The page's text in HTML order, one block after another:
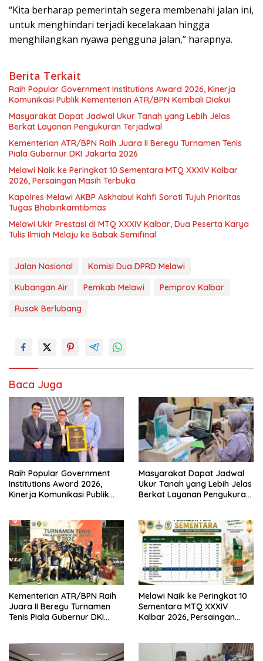
“Kita berharap pemerintah segera membenahi jalan ini,
untuk menghindari terjadi kecelakaan hingga
menghilangkan nyawa pengguna jalan,” harapnya.
Berita Terkait
Raih Popular Government Institutions Award 2026, Kinerja
Komunikasi Publik Kementerian ATR/BPN Kembali Diakui
Masyarakat Dapat Jadwal Ukur Tanah yang Lebih Jelas
Berkat Layanan Pengukuran Terjadwal
Kementerian ATR/BPN Raih Juara II Beregu Turnamen Tenis
Piala Gubernur DKI Jakarta 2026
Melawi Naik ke Peringkat 10 Sementara MTQ XXXIV Kalbar
2026, Persaingan Masih Terbuka
Kapolres Melawi AKBP Askhabul Kahfi Soroti Tujuh Prioritas
Tugas Bhabinkamtibmas
Melawi Ukir Prestasi di MTQ XXXIV Kalbar, Dua Peserta Karya
Tulis Ilmiah Melaju ke Babak Semifinal
Jalan Nasional
Komisi Dua DPRD Melawi
Kubangan Air
Pemkab Melawi
Pemprov Kalbar
Rusak Berlubang
Baca Juga
Raih Popular Government
Institutions Award 2026,
Kinerja Komunikasi Publik
Masyarakat Dapat Jadwal
Ukur Tanah yang Lebih Jelas
Berkat Layanan Pengukuran
Kementerian ATR/BPN Raih
Juara II Beregu Turnamen
Tenis Piala Gubernur DKI
Melawi Naik ke Peringkat 10
Sementara MTQ XXXIV
Kalbar 2026, Persaingan